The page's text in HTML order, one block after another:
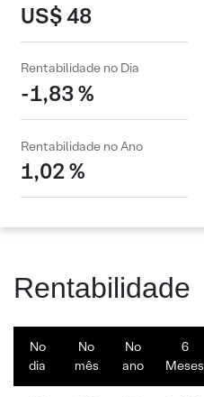
US$ 48
Rentabilidade no Dia
-1,83 %
Rentabilidade no Ano
1,02 %
Rentabilidade
No
dia
No
mês
No
ano
6
Meses